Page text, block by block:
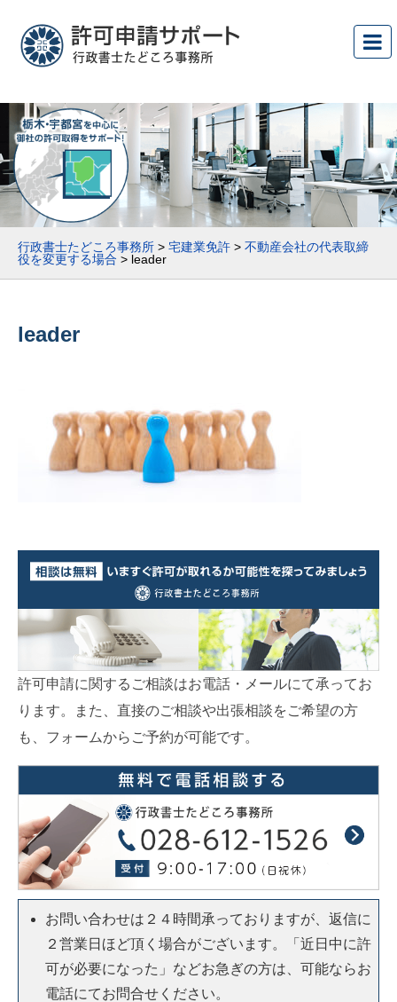
行政書士たどころ事務所 > 宅建業免許 > 不動産会社の代表取締
役を変更する場合 > leader
leader
許可申請に関するご相談はお電話・メールにて承ってお
ります。また、直接のご相談や出張相談をご希望の方
も、フォームからご予約が可能です。
お問い合わせは２４時間承っておりますが、返信に
２営業日ほど頂く場合がございます。「近日中に許
可が必要になった」などお急ぎの方は、可能ならお
電話にてお問合せください。